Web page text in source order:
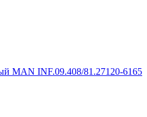
MAN INF.09.408/81.27120-6165